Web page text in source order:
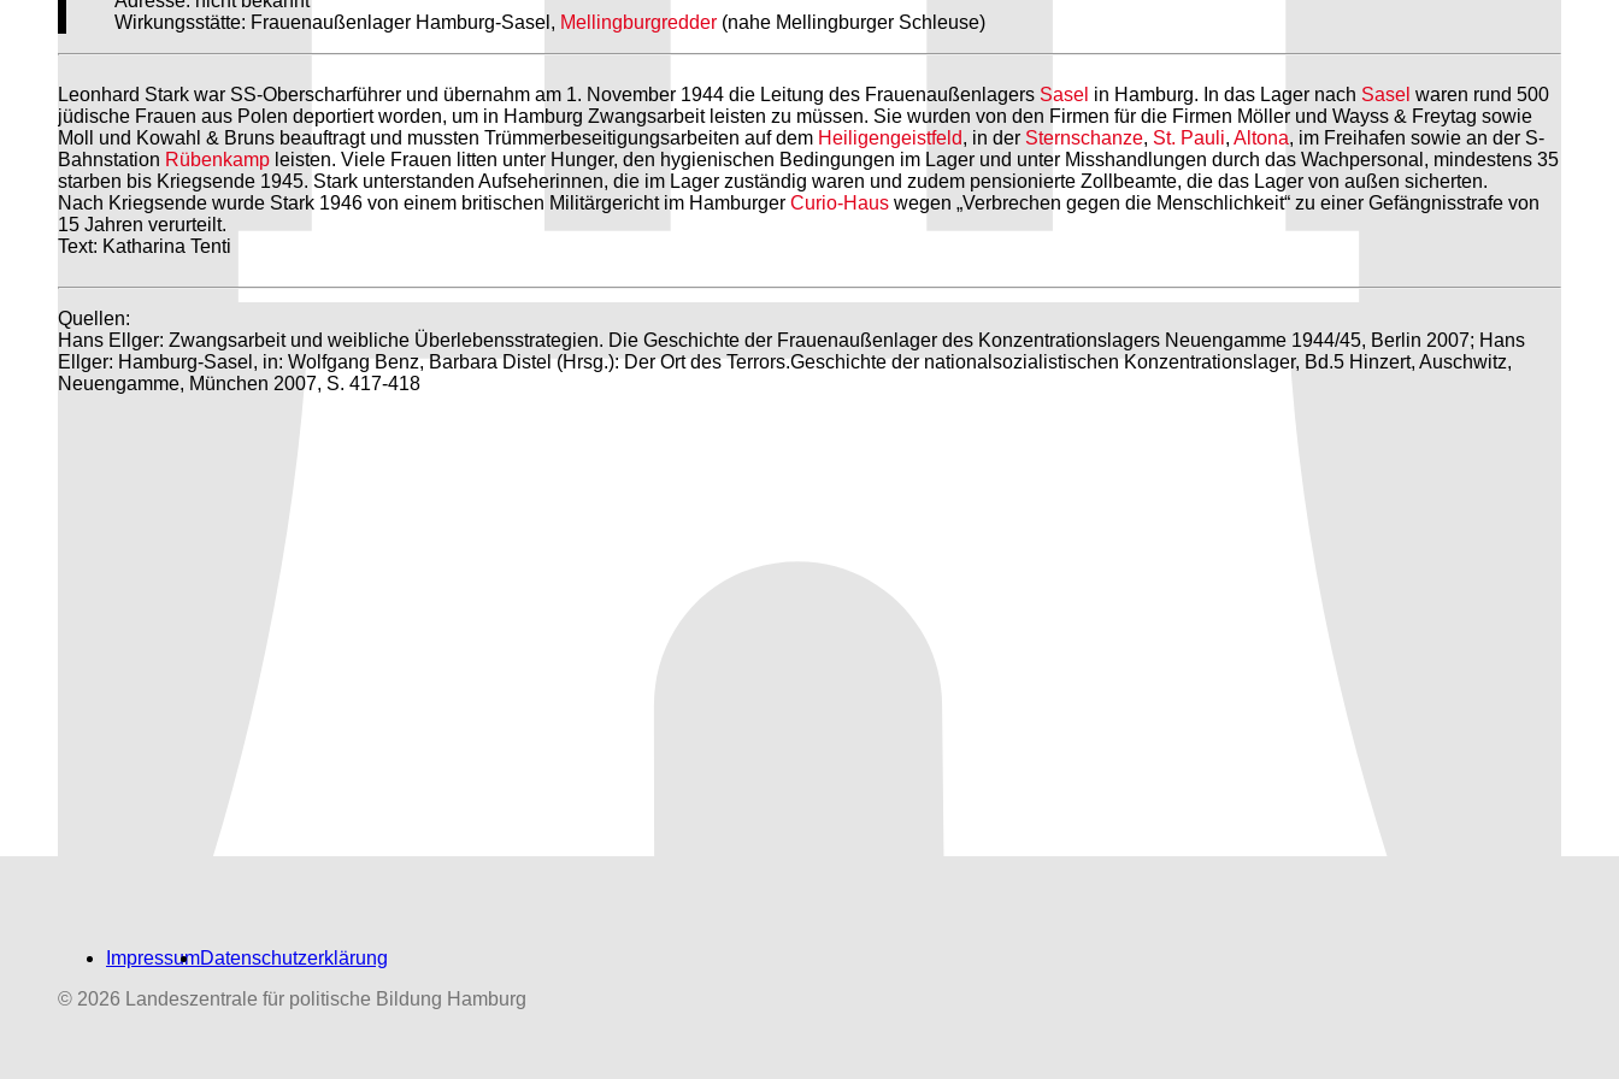
Wirkungsstätte: Frauenaußenlager Hamburg-Sasel, Mellingburgredder (nahe Mellingburger Schleuse)
Leonhard Stark war SS-Oberscharführer und übernahm am 1. November 1944 die Leitung des Frauenaußenlagers Sasel in Hamburg. In das Lager nach Sasel waren rund 500
jüdische Frauen aus Polen deportiert worden, um in Hamburg Zwangsarbeit leisten zu müssen. Sie wurden von den Firmen für die Firmen Möller und Wayss & Freytag sowie
Moll und Kowahl & Bruns beauftragt und mussten Trümmerbeseitigungsarbeiten auf dem Heiligengeistfeld, in der Sternschanze, St. Pauli, Altona, im Freihafen sowie an der S-
Bahnstation Rübenkamp leisten. Viele Frauen litten unter Hunger, den hygienischen Bedingungen im Lager und unter Misshandlungen durch das Wachpersonal, mindestens 35
starben bis Kriegsende 1945. Stark unterstanden Aufseherinnen, die im Lager zuständig waren und zudem pensionierte Zollbeamte, die das Lager von außen sicherten.
Nach Kriegsende wurde Stark 1946 von einem britischen Militärgericht im Hamburger Curio-Haus wegen „Verbrechen gegen die Menschlichkeit“ zu einer Gefängnisstrafe von
15 Jahren verurteilt.
Text: Katharina Tenti
Quellen:
Hans Ellger: Zwangsarbeit und weibliche Überlebensstrategien. Die Geschichte der Frauenaußenlager des Konzentrationslagers Neuengamme 1944/45, Berlin 2007; Hans
Ellger: Hamburg-Sasel, in: Wolfgang Benz, Barbara Distel (Hrsg.): Der Ort des Terrors.Geschichte der nationalsozialistischen Konzentrationslager, Bd.5 Hinzert, Auschwitz,
Neuengamme, München 2007, S. 417-418
ImpressumDatenschutzerklärung
© 2026 Landeszentrale für politische Bildung Hamburg